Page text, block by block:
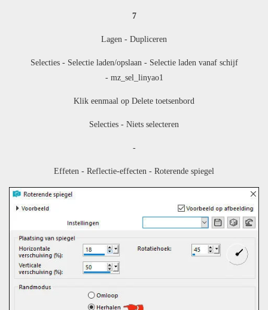
7
Lagen - Dupliceren
Selecties - Selectie laden/opslaan - Selectie laden vanaf schijf
- mz_sel_linyao1
Klik eenmaal op Delete toetsenbord
Selecties - Niets selecteren
-
Effeten - Reflectie-effecten - Roterende spiegel